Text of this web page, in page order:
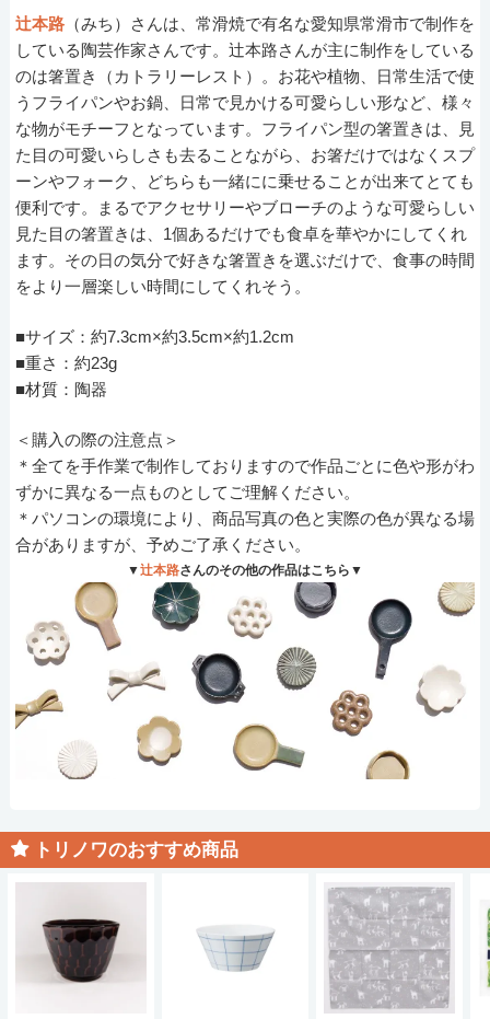
辻本路（みち）さんは、常滑焼で有名な愛知県常滑市で制作を
している陶芸作家さんです。辻本路さんが主に制作をしている
のは箸置き（カトラリーレスト）。お花や植物、日常生活で使
うフライパンやお鍋、日常で見かける可愛らしい形など、様々
な物がモチーフとなっています。フライパン型の箸置きは、見
た目の可愛いらしさも去ることながら、お箸だけではなくスプ
ーンやフォーク、どちらも一緒にに乗せることが出来てとても
便利です。まるでアクセサリーやブローチのような可愛らしい
見た目の箸置きは、1個あるだけでも食卓を華やかにしてくれ
ます。その日の気分で好きな箸置きを選ぶだけで、食事の時間
をより一層楽しい時間にしてくれそう。
■サイズ：約7.3cm×約3.5cm×約1.2cm
■重さ：約23g
■材質：陶器
＜購入の際の注意点＞
＊全てを手作業で制作しておりますので作品ごとに色や形がわ
ずかに異なる一点ものとしてご理解ください。
＊パソコンの環境により、商品写真の色と実際の色が異なる場
合がありますが、予めご了承ください。
▼辻本路さんのその他の作品はこちら▼
トリノワのおすすめ商品